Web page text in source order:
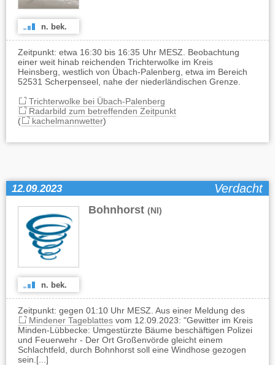
n. bek.
Zeitpunkt: etwa 16:30 bis 16:35 Uhr MESZ. Beobachtung
einer weit hinab reichenden Trichterwolke im Kreis
Heinsberg, westlich von Übach-Palenberg, etwa im Bereich
52531 Scherpenseel, nahe der niederländischen Grenze.
Trichterwolke bei Übach-Palenberg
Radarbild zum betreffenden Zeitpunkt
(
kachelmannwetter)
12.09.2023 Verdacht
Bohnhorst (NI)
n. bek.
Zeitpunkt: gegen 01:10 Uhr MESZ. Aus einer Meldung des
Mindener Tageblattesvom 12.09.2023: "Gewitter im Kreis
Minden-Lübbecke: Umgestürzte Bäume beschäftigen Polizei
und Feuerwehr - Der Ort Großenvörde gleicht einem
Schlachtfeld, durch Bohnhorst soll eine Windhose gezogen
sein.[...]